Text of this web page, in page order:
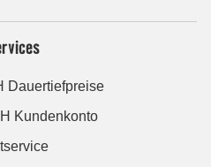
Dauertiefpreise
Kundenkonto